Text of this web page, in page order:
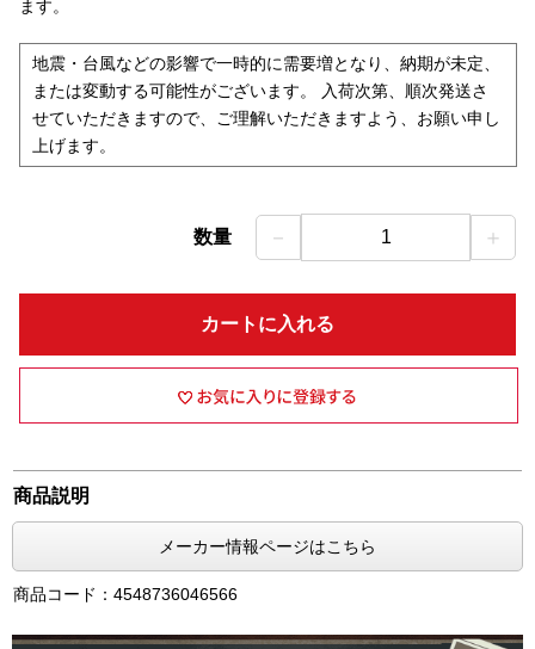
ます。
地震・台風などの影響で一時的に需要増となり、納期が未定、
または変動する可能性がございます。 入荷次第、順次発送さ
せていただきますので、ご理解いただきますよう、お願い申し
上げます。
数量 － 1 ＋
カートに入れる
商品説明
メーカー情報ページはこちら
商品コード：4548736046566